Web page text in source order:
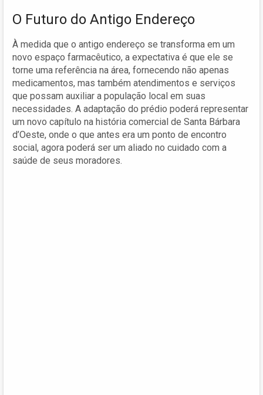
O Futuro do Antigo Endereço
À medida que o antigo endereço se transforma em um
novo espaço farmacêutico, a expectativa é que ele se
torne uma referência na área, fornecendo não apenas
medicamentos, mas também atendimentos e serviços
que possam auxiliar a população local em suas
necessidades. A adaptação do prédio poderá representar
um novo capítulo na história comercial de Santa Bárbara
d’Oeste, onde o que antes era um ponto de encontro
social, agora poderá ser um aliado no cuidado com a
saúde de seus moradores.